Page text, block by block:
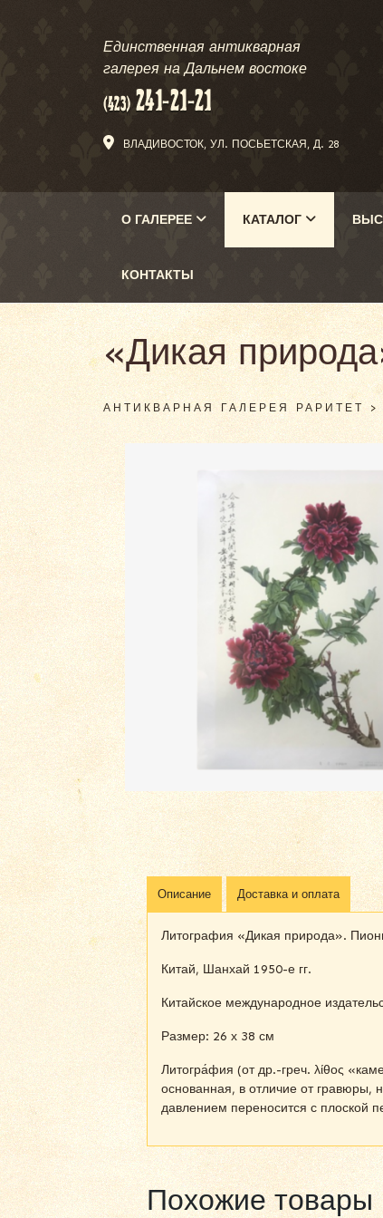
Единственная антикварная
галерея на Дальнем востоке
ВЛАДИВОСТОК, УЛ. ПОСЬЕТСКАЯ, Д. 28
О ГАЛЕРЕЕ КАТАЛОГ
КОНТАКТЫ
«Дикая
АНТИКВАРНАЯ ГАЛЕРЕЯ РАРИТЕТ >
Описание Доставка и оплата
Литография «Дикая природа».
Китай, Шанхай 1950-е гг.
Китайское международное
Размер: 26 х 38 см
Литогра́фия (от др.-греч. λίθος
основанная, в отличие от гравюры,
давлением переносится с плоской
Похожие товары